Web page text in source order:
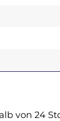
von 24